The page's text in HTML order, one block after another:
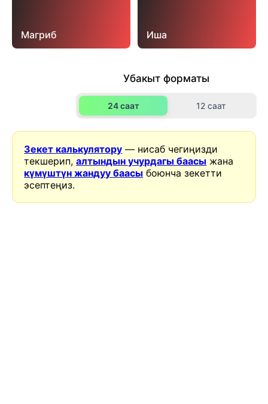
Магриб Иша
Убакыт форматы
24 саат 12 саат
Зекет калькулятору — нисаб чегиңизди
текшерип,алтындын учурдагы баасы жана
күмүштүн жандуу баасы боюнча зекетти
эсептеңиз.